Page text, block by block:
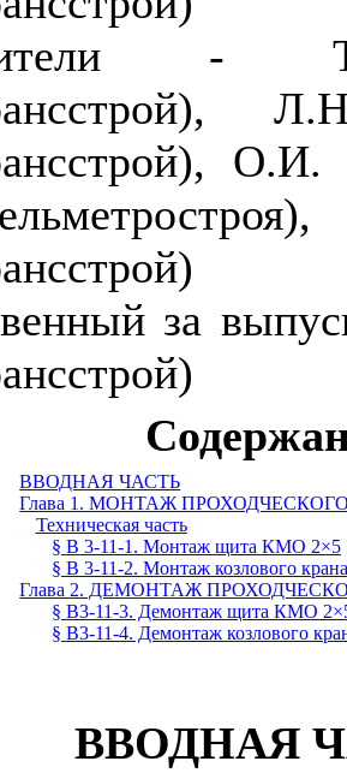
-
за
ВВОДНАЯ ЧАСТЬ
Глава 1. МОНТАЖ
Техническая часть
§ В 3-11-1. Монтаж щита КМО 2×5
§ В 3-11-2. Монтаж козлового
Глава 2. ДЕМОНТАЖ
§ В3-11-3. Демонтаж щита КМО
§ В3-11-4. Демонтаж козлового
ВВОДНАЯ